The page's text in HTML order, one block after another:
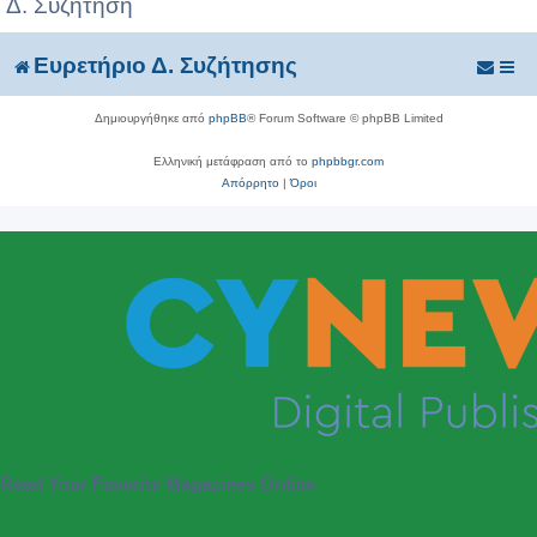
Δ. Συζήτηση
Ευρετήριο Δ. Συζήτησης
Δημιουργήθηκε από phpBB® Forum Software © phpBB Limited
Ελληνική μετάφραση από το phpbbgr.com
Απόρρητο|Όροι
Read Your Favorite Magazines Online